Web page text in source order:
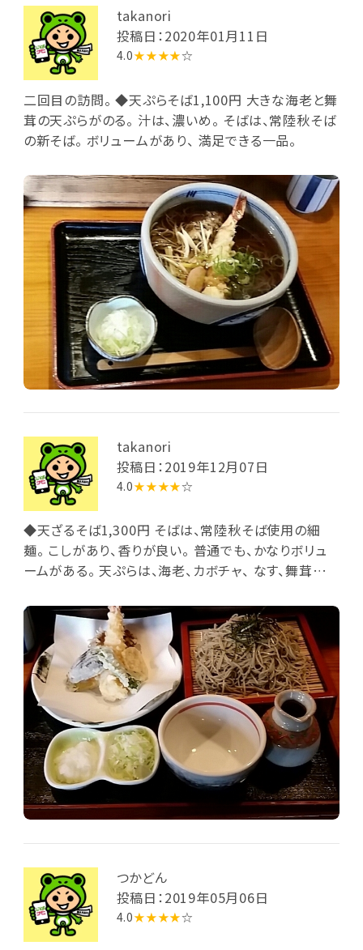
takanori
投稿日：2020年01月11日
4.0★★★★☆
二回目の訪問。 ◆天ぷらそば1,100円 大きな海老と舞
茸の天ぷらがのる。 汁は、濃いめ。 そばは、常陸秋そば
の新そば。 ボリュームがあり、 満足できる一品。
takanori
投稿日：2019年12月07日
4.0★★★★☆
◆天ざるそば1,300円 そばは、常陸秋そば使用の細
麺。 こしがあり、香りが良い。 普通でも、かなりボリュ
ームがある。 天ぷらは、海老、カボチャ、 なす、舞茸な
つかどん
投稿日：2019年05月06日
4.0★★★★☆